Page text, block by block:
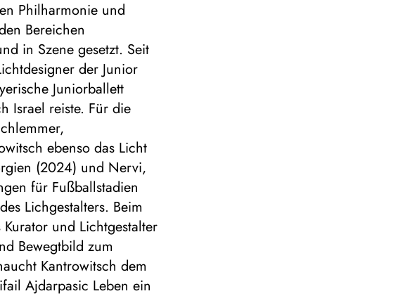
Philharmonie und
Bereichen
in Szene gesetzt. Seit
der Junior
Juniorballett
Israel reiste. Für die
ebenso das Licht
(2024) und Nervi,
für Fußballstadien
Lichgestalters. Beim
und Lichtgestalter
Bewegtbild zum
Kantrowitsch dem
Ajdarpasic Leben ein